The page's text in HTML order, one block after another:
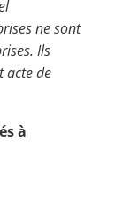
ne sont
Ils
acte de
à